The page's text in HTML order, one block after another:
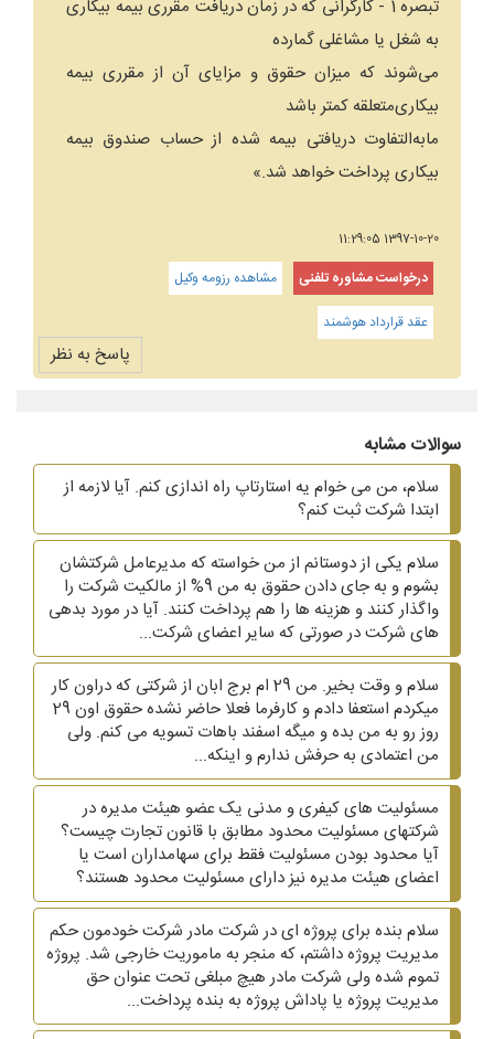
‌تبصره 1 - کارگرانی که در زمان دریافت مقرری بیمه بیکاری
به شغل یا مشاغلی گمارده
می‌شوند که میزان حقوق و مزایای آن از مقرری بیمه
بیکاری‌متعلقه کمتر باشد
مابه‌التفاوت دریافتی بیمه شده از حساب صندوق بیمه
بیکاری پرداخت خواهد شد.»
1397-10-20 11:29:05
درخواست مشاوره تلفنی
مشاهده رزومه وکیل
عقد قرارداد هوشمند
پاسخ به نظر
سوالات مشابه
سلام، من می خوام یه استارتاپ راه اندازی کنم. آیا لازمه از
ابتدا شرکت ثبت کنم؟
سلام یکی از دوستانم از من خواسته که مدیرعامل شرکتشان
بشوم و به جای دادن حقوق به من 9% از مالکیت شرکت را
واگذار کنند و هزینه ها را هم پرداخت کنند. آیا در مورد بدهی
های شرکت در صورتی که سایر اعضای شرکت...
سلام و وقت بخیر. من 29 ام برج ابان از شرکتی که دراون کار
میکردم استعفا دادم و کارفرما فعلا حاضر نشده حقوق اون 29
روز رو به من بده و میگه اسفند باهات تسویه می کنم. ولی
من اعتمادی به حرفش ندارم و اینکه...
مسئولیت های کیفری و مدنی یک عضو هیئت مدیره در
شرکتهای مسئولیت محدود مطابق با قانون تجارت چیست؟
آیا محدود بودن مسئولیت فقط برای سهامداران است یا
اعضای هیئت مدیره نیز دارای مسئولیت محدود هستند؟
سلام بنده برای پروژه ای در شرکت مادر شرکت خودمون حکم
مدیریت پروژه داشتم، که منجر به ماموریت خارجی شد. پروژه
تموم شده ولی شرکت مادر هیچ مبلغی تحت عنوان حق
مدیریت پروژه یا پاداش پروژه به بنده پرداخت...